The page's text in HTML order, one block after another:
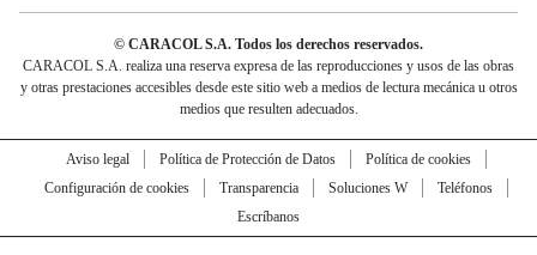
© CARACOL S.A. Todos los derechos reservados.
CARACOL S.A. realiza una reserva expresa de las reproducciones y usos de las obras
y otras prestaciones accesibles desde este sitio web a medios de lectura mecánica u otros
medios que resulten adecuados.
Aviso legal Política de Protección de Datos
Política de cookies
Configuración de cookies
Transparencia Soluciones W
Teléfonos
Escríbanos